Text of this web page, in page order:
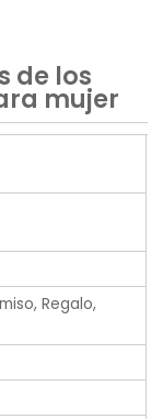
de los
mujer
Regalo,